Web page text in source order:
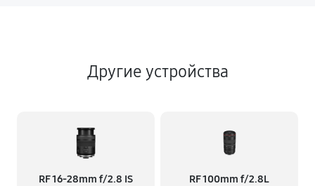
Другие устройства
RF 16‑28mm f/2.8 IS
RF 100mm f/2.8L